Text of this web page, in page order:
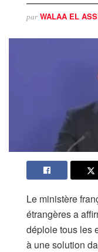
par WALAA EL
Le ministère
étrangères a
déploie tous les
à une solution